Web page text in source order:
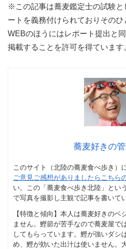
※この記事は蕎麦鑑定士の試験と
ートを義務付けられておりその
WEBのほうにはレポート提出と
掲載することを許可を得ています
蕎麦好きの
このサイト（北陸の蕎麦食べ歩き）
ご意見ご感想がありましたらこちら
い。この「蕎麦食べ歩き北陸」とい
で写真を撮影し主観で記事を書いて
【特徴と傾向】本人は蕎麦好きのベ
ません。鰹節が苦手なので蕎麦屋で
してもらっています。鰹が強いダシ
め、鰹が効いた出汁は使いません。